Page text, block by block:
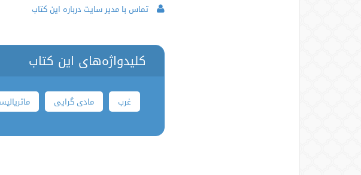
تماس با مدیر سایت درباره این کتاب
کلیدواژه‌های این کتاب
غرب مادی گرایی